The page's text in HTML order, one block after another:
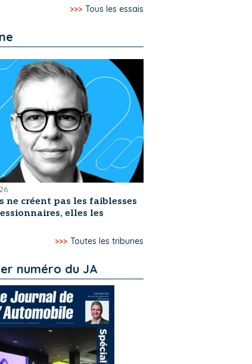
>>> Tous les essais
ne créent pas les faiblesses
elles les
>>> Toutes les tribunes
numéro du JA